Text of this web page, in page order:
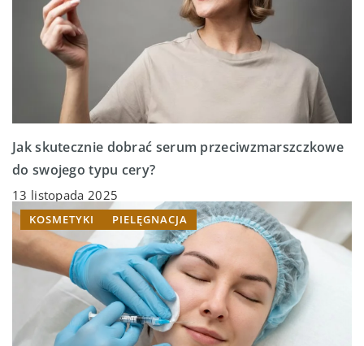
Jak skutecznie dobrać serum przeciwzmarszczkowe
do swojego typu cery?
13 listopada 2025
KOSMETYKI PIELĘGNACJA